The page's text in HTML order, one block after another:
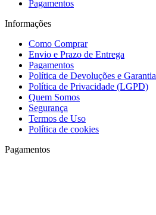
Pagamentos
Informações
Como Comprar
Envio e Prazo de Entrega
Pagamentos
Política de Devoluções e Garantia
Política de Privacidade (LGPD)
Quem Somos
Segurança
Termos de Uso
Política de cookies
Pagamentos